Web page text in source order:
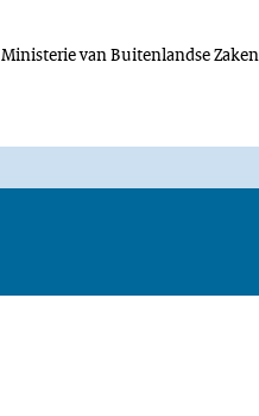
Ministerie van Buitenlandse Zaken